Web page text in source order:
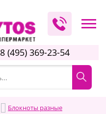
8 (495) 369-23-54
Блокноты разные